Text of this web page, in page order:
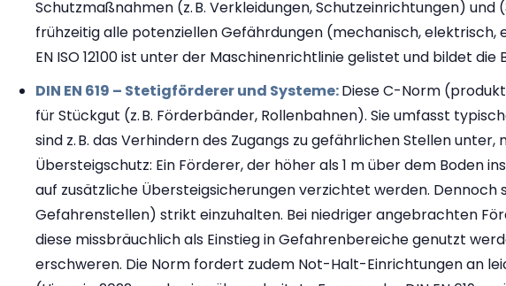
Schutzmaßnahmen (z. B. Verkleidungen, Schutzeinrichtungen)
frühzeitig alle potenziellen Gefährdungen (mechanisch,
EN ISO 12100 ist unter der Maschinenrichtlinie gelistet und bildet
DIN EN 619 – Stetigförderer und Systeme:Diese C-Norm
für Stückgut (z. B. Förderbänder, Rollenbahnen). Sie umfasst
sind z. B. das Verhindern des Zugangs zu gefährlichen Stellen
Übersteigschutz: Ein Förderer, der höher als 1 m über dem Boden
auf zusätzliche Übersteigsicherungen verzichtet werden. Dennoch
Gefahrenstellen) strikt einzuhalten. Bei niedriger angebrachten
diese missbräuchlich als Einstieg in Gefahrenbereiche genutzt
erschweren. Die Norm fordert zudem Not-Halt-Einrichtungen an